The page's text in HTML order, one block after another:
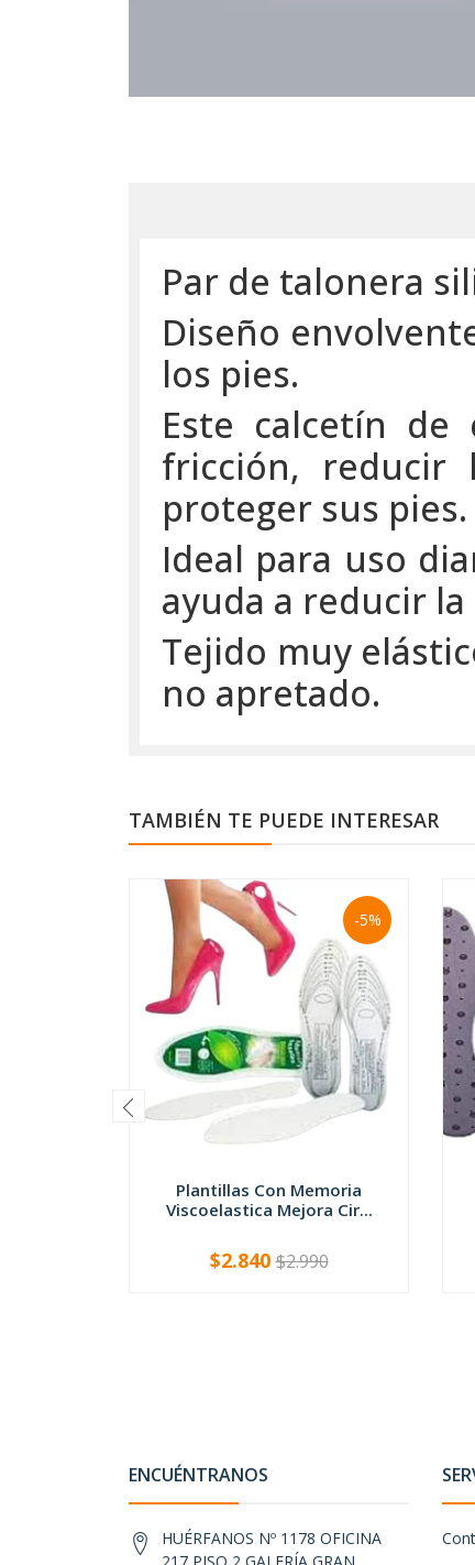
Par de talonera
Diseño
los pies.
Este calcetín de
fricción, reducir
proteger sus pies.
Ideal para uso
ayuda a reducir
Tejido muy
no apretado.
TAMBIÉN TE PUEDE INTERESAR
-5%
Plantillas Con Memoria
Viscoelastica Mejora Cir...
+
$2.840$2.990
ENCUÉNTRANOS
HUÉRFANOS Nº 1178 OFICINA